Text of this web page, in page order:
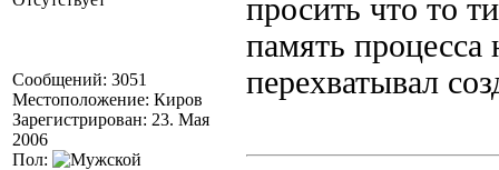
Сообщений: 3051
Местоположение: Киров
Зарегистрирован: 23. Мая
2006
Пол:
просить что то
память
перехватывал